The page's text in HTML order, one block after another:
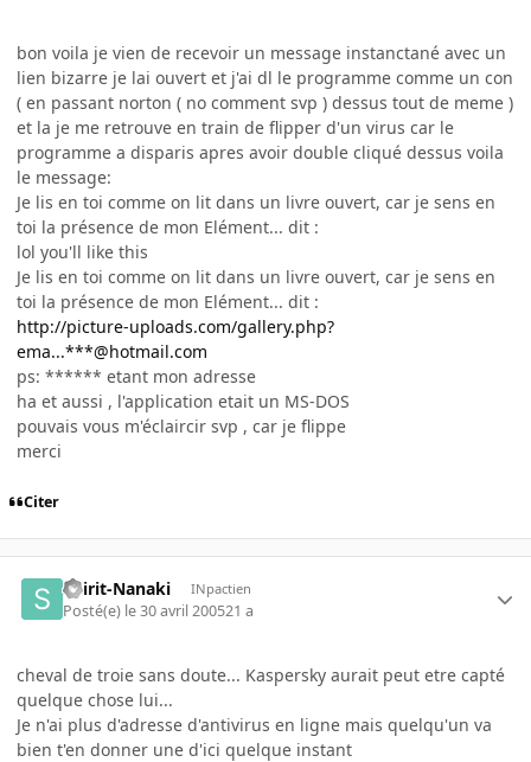
bon voila je vien de recevoir un message instanctané avec un
lien bizarre je lai ouvert et j'ai dl le programme comme un con
( en passant norton ( no comment svp ) dessus tout de meme )
et la je me retrouve en train de flipper d'un virus car le
programme a disparis apres avoir double cliqué dessus voila
le message:
Je lis en toi comme on lit dans un livre ouvert, car je sens en
toi la présence de mon Elément... dit :
lol you'll like this
Je lis en toi comme on lit dans un livre ouvert, car je sens en
toi la présence de mon Elément... dit :
http://picture-uploads.com/gallery.php?
ema...***@hotmail.com
ps: ****** etant mon adresse
ha et aussi , l'application etait un MS-DOS
pouvais vous m'éclaircir svp , car je flippe
merci
Citer
Spirit-Nanaki INpactien
Posté(e) le 30 avril 200521 a
cheval de troie sans doute... Kaspersky aurait peut etre capté
quelque chose lui...
Je n'ai plus d'adresse d'antivirus en ligne mais quelqu'un va
bien t'en donner une d'ici quelque instant